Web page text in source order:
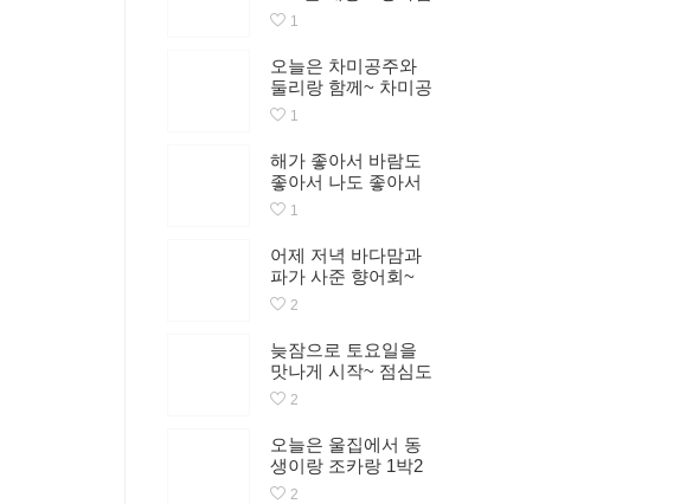
ㅋㆍㅋ ㅎㅎ 이제 날
밤은 못새겠네~^^! #
야외에서 숯불에 두
주와 즐건수다와 영
화가 사준 보행기 꽃
양말신발을 들고 집
에 도착해서 핸폰에
식까지~ 오늘 기분좋
게 하루 마무리~^^♥
(Sticker)
1
오늘은 차미공주와
둘리랑 함께~ 차미공
주 낮잠 잘자고 왔네
1
해가 좋아서 바람도
좋아서 나도 좋아서
차미공주도 좋으니?
1
어제 저녁 바다맘과
파가 사준 향어회~
땡큐탱큐~^^* 간만에
수다를~ 또 놀고싶다
는 아쉬움을 뒤로하
고~ 다음을 기약하며
~^^*
2
늦잠으로 토요일을
맛나게 시작~ 점심도
맛나게 냠냠~^^♥ (Sti
2
오늘은 울집에서 동
생이랑 조카랑 1박2
일~ 블루베리쥬스ㆍ
2